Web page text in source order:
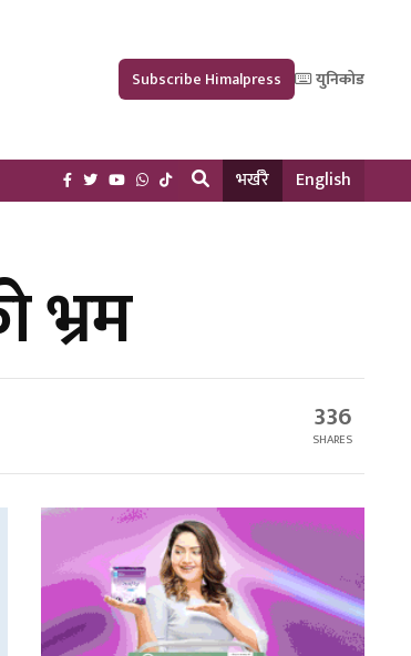
Subscribe Himalpress युनिकोड
भर्खरै English
भ्रम
336
SHARES